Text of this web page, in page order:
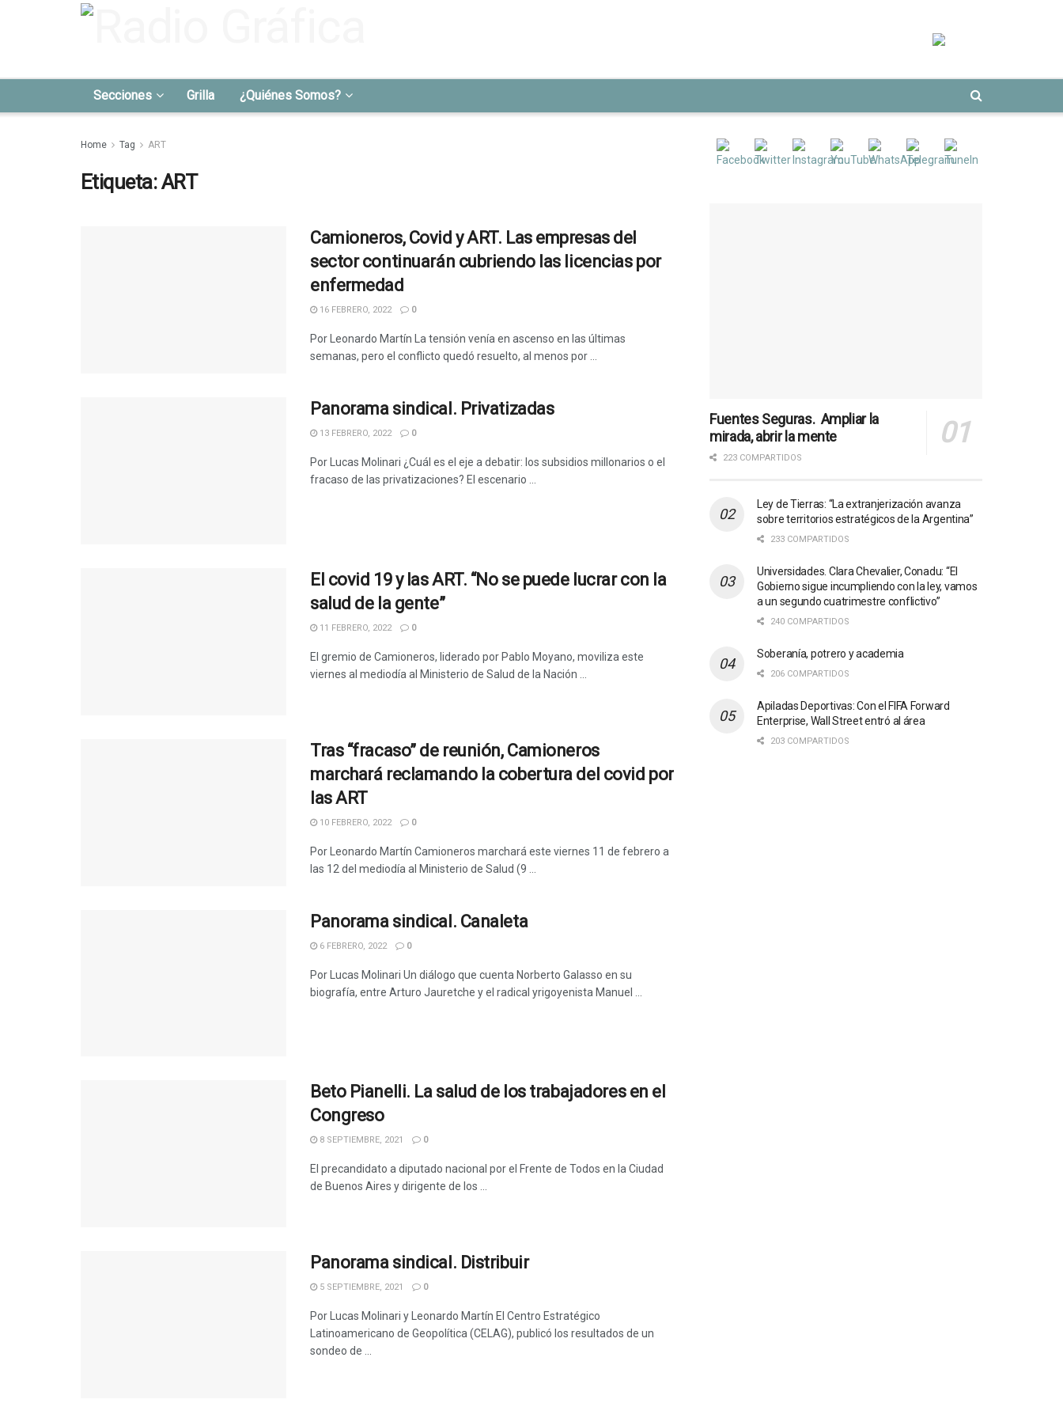
Secciones Grilla ¿Quiénes Somos?
Home Tag ART
Etiqueta:ART
Camioneros, Covid y ART. Las empresas del
sector continuarán cubriendo las licencias por
enfermedad
16 FEBRERO, 2022 0
Por Leonardo Martín La tensión venía en ascenso en las últimas
semanas, pero el conflicto quedó resuelto, al menos por ...
Panorama sindical. Privatizadas
13 FEBRERO, 2022 0
Por Lucas Molinari ¿Cuál es el eje a debatir: los subsidios millonarios o el
fracaso de las privatizaciones? El escenario ...
El covid 19 y las ART. “No se puede lucrar con la
salud de la gente”
11 FEBRERO, 2022 0
El gremio de Camioneros, liderado por Pablo Moyano, moviliza este
viernes al mediodía al Ministerio de Salud de la Nación ...
Tras “fracaso” de reunión, Camioneros
marchará reclamando la cobertura del covid por
las ART
10 FEBRERO, 2022 0
Por Leonardo Martín Camioneros marchará este viernes 11 de febrero a
las 12 del mediodía al Ministerio de Salud (9 ...
Panorama sindical. Canaleta
6 FEBRERO, 2022 0
Por Lucas Molinari Un diálogo que cuenta Norberto Galasso en su
biografía, entre Arturo Jauretche y el radical yrigoyenista Manuel ...
Beto Pianelli. La salud de los trabajadores en el
Congreso
8 SEPTIEMBRE, 2021 0
El precandidato a diputado nacional por el Frente de Todos en la Ciudad
de Buenos Aires y dirigente de los ...
Panorama sindical. Distribuir
5 SEPTIEMBRE, 2021 0
Por Lucas Molinari y Leonardo Martín El Centro Estratégico
Latinoamericano de Geopolítica (CELAG), publicó los resultados de un
sondeo de ...
Fuentes Seguras. Ampliar la
mirada, abrir la mente
223 COMPARTIDOS
Ley de Tierras: “La extranjerización avanza
sobre territorios estratégicos de la Argentina”
233 COMPARTIDOS
Universidades. Clara Chevalier, Conadu: “El
Gobierno sigue incumpliendo con la ley, vamos
a un segundo cuatrimestre conflictivo”
240 COMPARTIDOS
Soberanía, potrero y academia
206 COMPARTIDOS
Apiladas Deportivas: Con el FIFA Forward
Enterprise, Wall Street entró al área
203 COMPARTIDOS